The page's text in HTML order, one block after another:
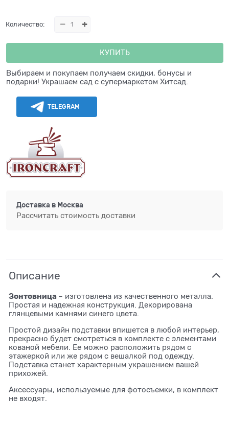
Количество:
КУПИТЬ
Выбираем и покупаем получаем скидки, бонусы и
подарки! Украшаем сад с супермаркетом Хитсад.
TELEGRAM
Доставка в Москва
Рассчитать стоимость доставки
Описание
Зонтовница – изготовлена из качественного металла.
Простая и надежная конструкция. Декорирована
глянцевыми камнями синего цвета.
Простой дизайн подставки впишется в любой интерьер,
прекрасно будет смотреться в комплекте с элементами
кованой мебели. Ее можно расположить рядом с
этажеркой или же рядом с вешалкой под одежду.
Подставка станет характерным украшением вашей
прихожей.
Аксессуары, используемые для фотосъемки, в комплект
не входят.